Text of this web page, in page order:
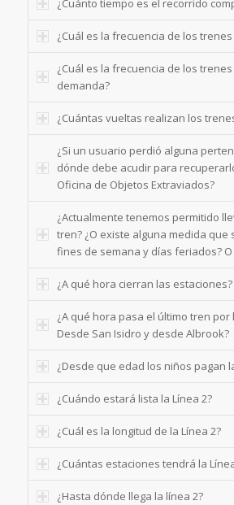
¿Cuánto tiempo es el recorrido
¿Cuál es la frecuencia de los
¿Cuál es la frecuencia de los
demanda?
¿Cuántas vueltas realizan los
¿Si un usuario perdió alguna
dónde debe acudir para
Oficina de Objetos Extraviados?
¿Actualmente tenemos permitido
tren? ¿O existe alguna medida que
fines de semana y días feriados?
¿A qué hora cierran las estaciones?
¿A qué hora pasa el último tren por
Desde San Isidro y desde Albrook?
¿Desde que edad los niños pagan
¿Cuándo estará lista la Línea 2?
¿Cuál es la longitud de la Línea 2?
¿Cuántas estaciones tendrá la
¿Hasta dónde llega la línea 2?